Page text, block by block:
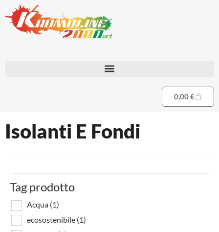
0,00€
Isolanti E Fondi
Tag prodotto
Acqua (1)
ecosostenibile (1)